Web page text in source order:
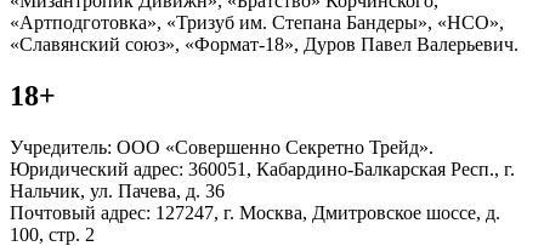
«Артподготовка», «Тризуб им. Степана Бандеры», «НСО»,
«Славянский союз», «Формат-18», Дуров Павел Валерьевич.
18+
Учредитель: ООО «Совершенно Секретно Трейд».
Юридический адрес: 360051, Кабардино-Балкарская Респ., г.
Нальчик, ул. Пачева, д. 36
Почтовый адрес: 127247, г. Москва, Дмитровское шоссе, д.
100, стр. 2